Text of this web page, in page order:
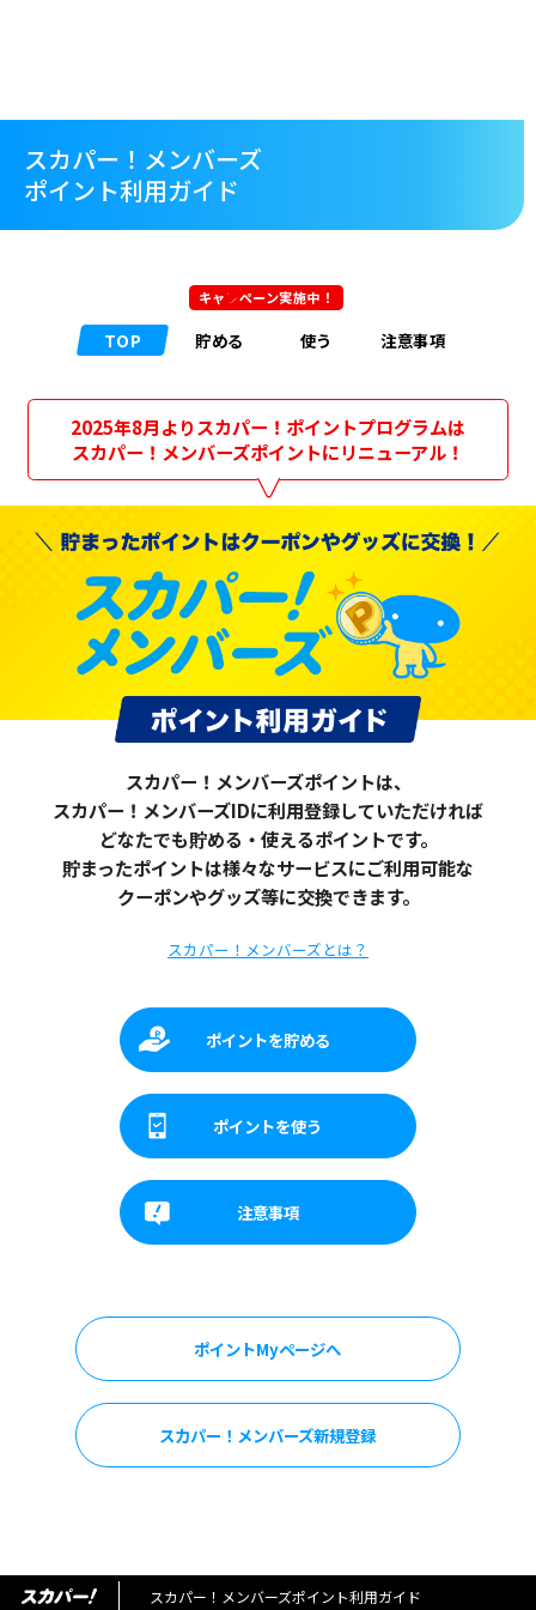
スカパー！メンバーズ
ポイント利用ガイド
キャンペーン実施中！
TOP 貯める 使う 注意事項
2025年8月よりスカパー！ポイントプログラムは
スカパー！メンバーズポイントにリニューアル！
スカパー！メンバーズポイントは、
スカパー！メンバーズIDに利用登録していただければ
どなたでも貯める・使えるポイントです。
貯まったポイントは様々なサービスにご利用可能な
クーポンやグッズ等に交換できます。
スカパー！メンバーズとは？
ポイントを貯める
ポイントを使う
注意事項
ポイントMyページへ
スカパー！メンバーズ新規登録
スカパー！メンバーズポイント利用ガイド